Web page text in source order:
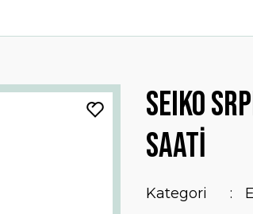
SEIKO
SAATİ
Kategori